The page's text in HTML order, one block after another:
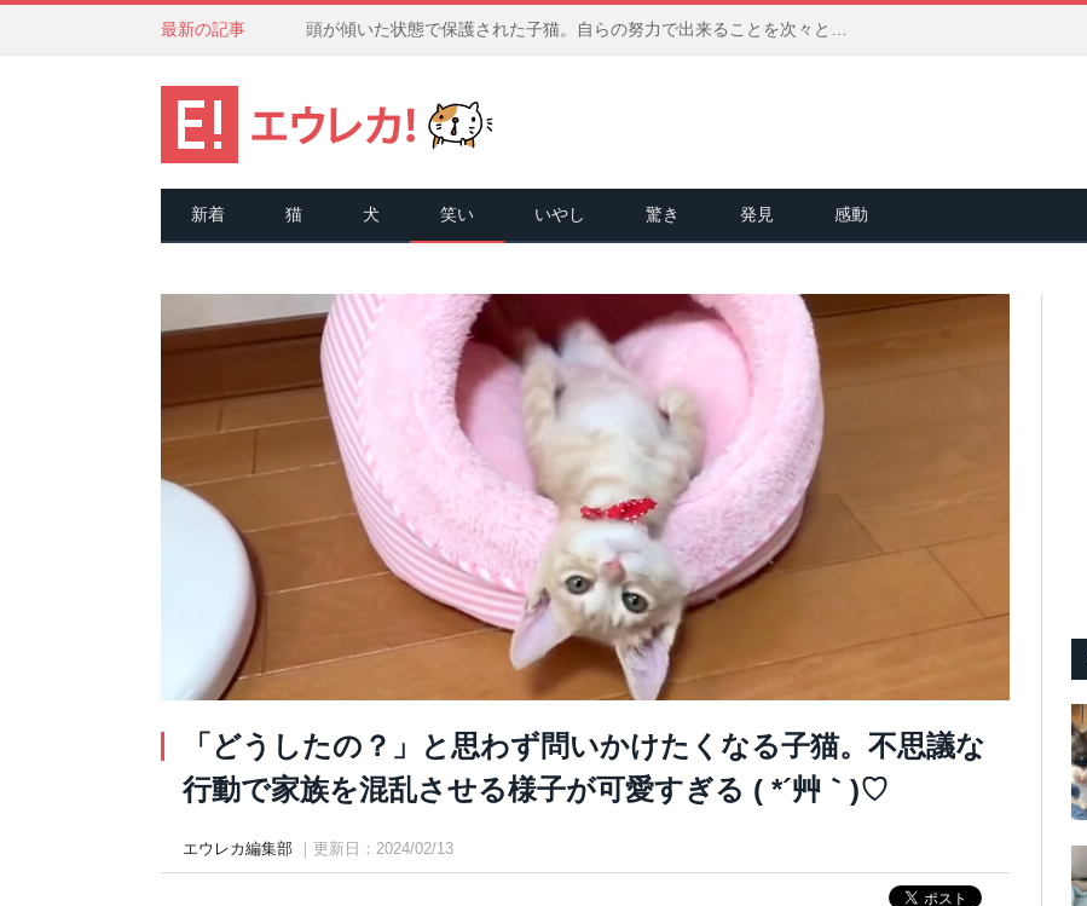
最新の記事 頭が傾いた状態で保護された子猫。自らの努力で出来ることを次々と増やして、ひとりで何でも出来ることを証明する！
新着 猫 犬 笑い いやし 驚き 発見 感動
「どうしたの？」と思わず問いかけたくなる子猫。不思議な
行動で家族を混乱させる様子が可愛すぎる ( *´艸｀)♡
エウレカ編集部 ｜更新日：2024/02/13